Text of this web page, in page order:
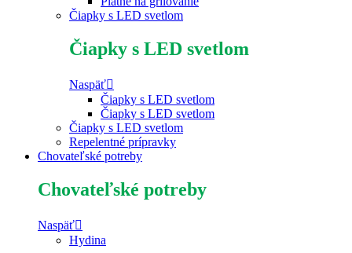
Čiapky s LED svetlom
Čiapky s LED svetlom
Naspäť
Čiapky s LED svetlom
Čiapky s LED svetlom
Čiapky s LED svetlom
Repelentné prípravky
Chovateľské potreby
Chovateľské potreby
Naspäť
Hydina